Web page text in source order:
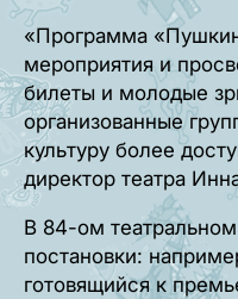
«Программа
мероприятия и
билеты и молодые
организованные
культуру более
директор театра
В 84-ом
постановки:
готовящийся к